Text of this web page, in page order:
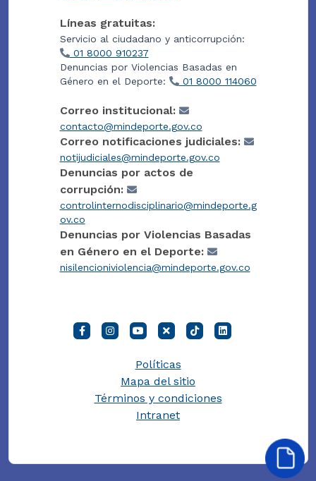
Líneas gratuitas:
Servicio al ciudadano y anticorrupción:
01 8000 910237
Denuncias por Violencias Basadas en
Género en el Deporte:
01 8000 114060
Correo institucional:
contacto@mindeporte.gov.co
Correo notificaciones judiciales:
notijudiciales@mindeporte.gov.co
Denuncias por actos de
corrupción:
controlinternodisciplinario@mindeporte.g
ov.co
Denuncias por Violencias Basadas
en Género en el Deporte:
nisilencioniviolencia@mindeporte.gov.co
Políticas
Mapa del sitio
Términos y condiciones
Intranet